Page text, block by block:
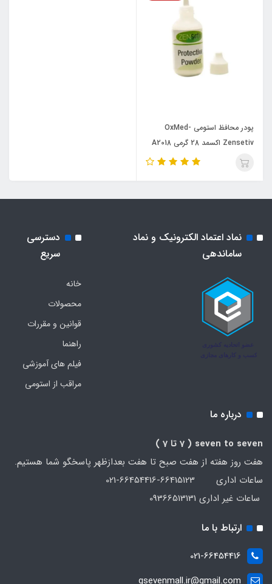
پودر محافظ استومی OxMed-
Zensetiv اکسمد 28 گرمی A2018
نماد اعتماد الکترونیک و نماد
ساماندهی
دسترسی
سریع
خانه
محصولات
قوانین و مقررات
راهنما
فیلم های آموزشی
مراقب از استومی
درباره ما
seven to seven ( 7 تا 7 )
هفت روز هفته از هفت صبح تا هفت بعدازظهر پاسخگو شما هستیم.
ساعات اداری 66415123-66454416-021
ساعات غیر اداری 09366513131
ارتباط با ما
021-66454416
gsevenmall.ir@gmail.com